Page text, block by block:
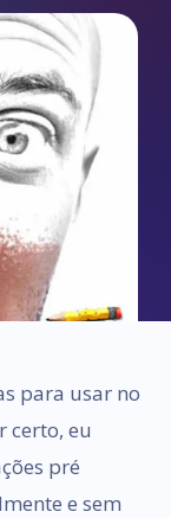
para usar no
certo, eu
pré
e sem